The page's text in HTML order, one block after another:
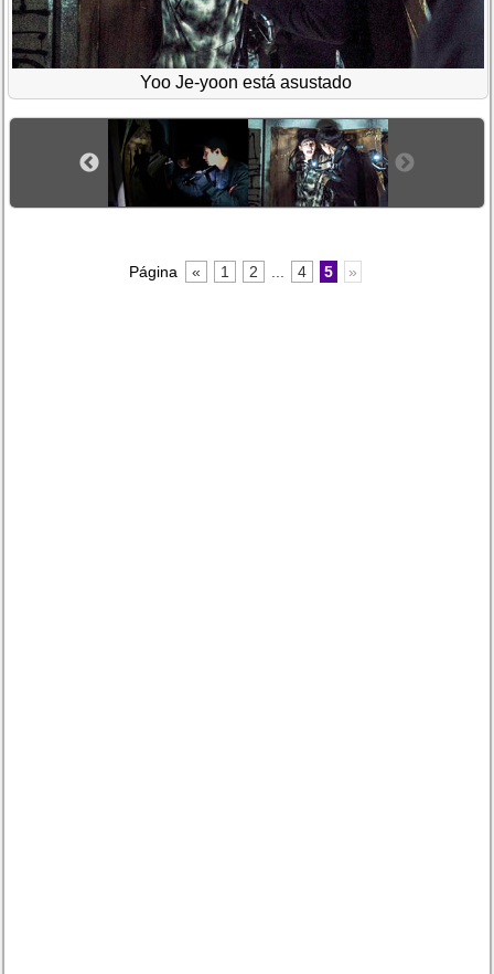
Yoo Je-yoon está asustado
Página « 1 2 4 5 »